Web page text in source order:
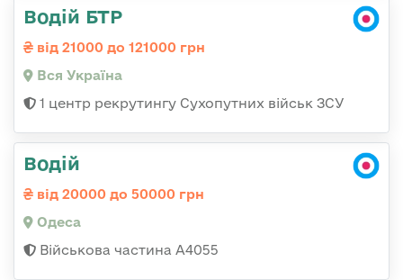
Водій БТР
від 21000 до 121000 грн
Вся Україна
1 центр рекрутингу Сухопутних військ ЗСУ
Водій
від 20000 до 50000 грн
Одеса
Військова частина А4055